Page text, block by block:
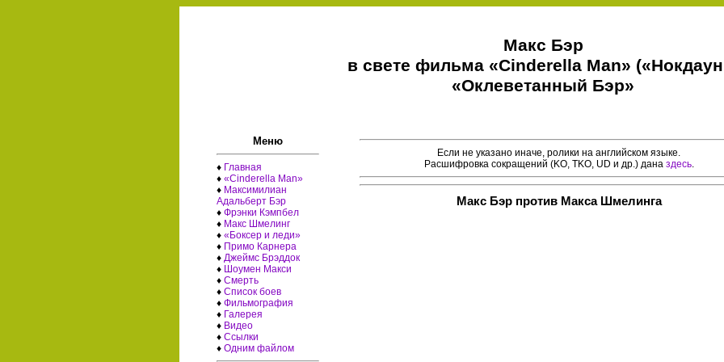
Макс Бэр
в свете фильма «Cinderella Man»
«Оклеветанный Бэр»
Меню
♦ Главная
♦«Cinderella Man»
♦ Максимилиан
Адальберт Бэр
♦Фрэнки Кэмпбел
♦ Макс Шмелинг
♦«Боксер и леди»
♦ Примо Карнера
♦ Джеймс Брэддок
♦ Шоумен Макси
♦Смерть
♦Список боев
♦Фильмография
♦ Галерея
♦ Видео
♦Ссылки
♦Одним файлом
Если не указано иначе, ролики на английском языке.
Расшифровка сокращений (KO, TKO, UD и др.) дана здесь.
Макс Бэр против Макса Шмелинга